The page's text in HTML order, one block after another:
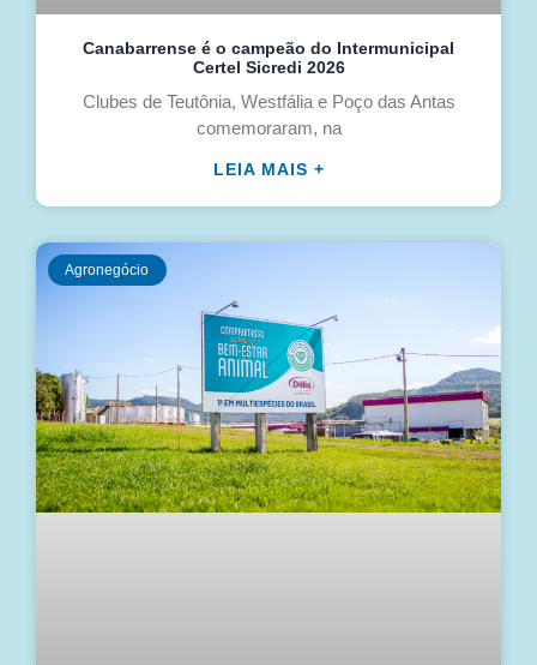
Canabarrense é o campeão do Intermunicipal
Certel Sicredi 2026
Clubes de Teutônia, Westfália e Poço das Antas
comemoraram, na
LEIA MAIS +
Agronegócio